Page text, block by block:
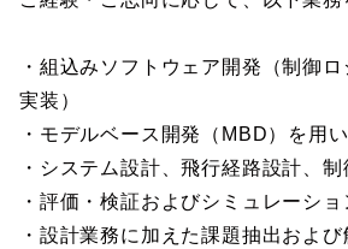
・組込みソフトウェア開発（制御ロ
実装）
・モデルベース開発（MBD）を用
・システム設計、飛行経路設計、制
・評価・検証およびシミュレーショ
・設計業務に加えた課題抽出および